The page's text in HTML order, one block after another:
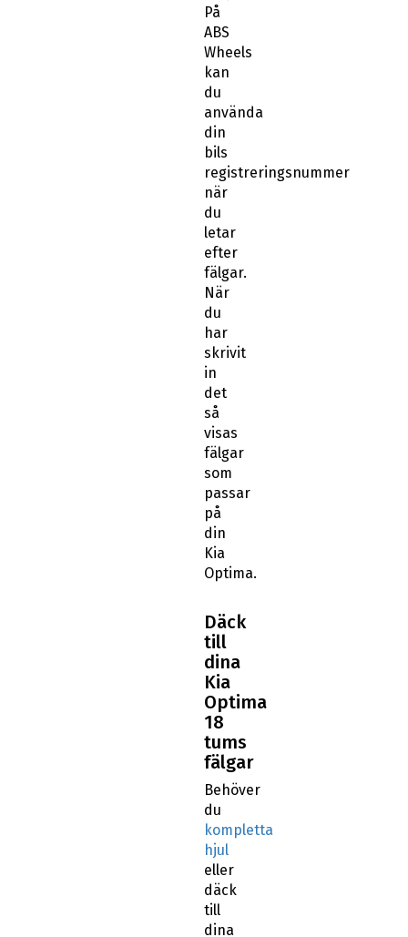
På
ABS
Wheels
kan
du
använda
din
bils
registreringsnummer
när
du
letar
efter
fälgar.
När
du
har
skrivit
in
det
så
visas
fälgar
som
passar
på
din
Kia
Optima.
Däck
till
dina
Kia
Optima
18
tums
fälgar
Behöver
du
kompletta
hjul
eller
däck
till
dina